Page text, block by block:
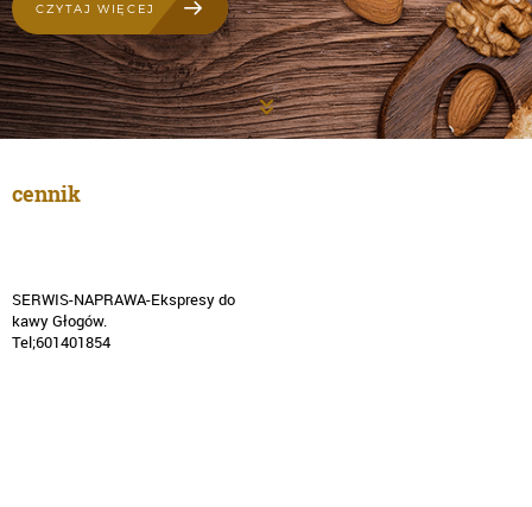
CZYTAJ WIĘCEJ
cennik
SERWIS-NAPRAWA-Ekspresy do
kawy Głogów.
Tel;601401854